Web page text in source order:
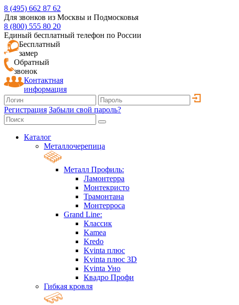
8 (495) 662 87 62
Для звонков из Москвы и Подмосковья
8 (800) 555 80 20
Единый бесплатный телефон по России
Бесплатный
замер
Обратный
звонок
Контактная
информация
Регистрация Забыли свой пароль?
Каталог
Металлочерепица
Металл Профиль:
Ламонтерра
Монтекристо
Трамонтана
Монтерроса
Grand Line:
Классик
Kamea
Kredo
Kvinta плюс
Kvinta плюс 3D
Kvinta Уно
Квадро Профи
Гибкая кровля